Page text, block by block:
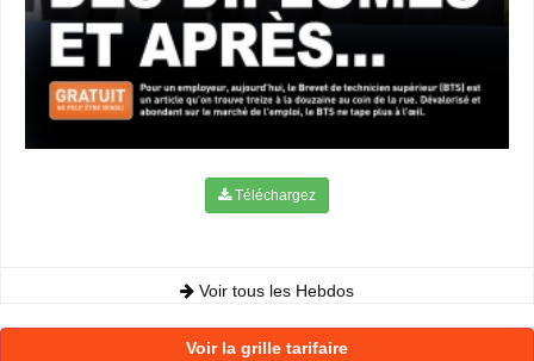
Téléchargez
Voir tous les Hebdos
Voir la grille tarifaire